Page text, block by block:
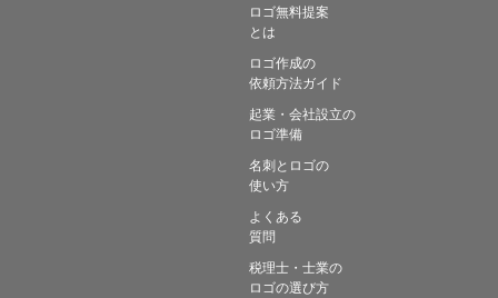
ロゴ無料提案
とは
ロゴ作成の
依頼方法ガイド
起業・会社設立の
ロゴ準備
名刺とロゴの
使い方
よくある
質問
税理士・士業の
ロゴの選び方